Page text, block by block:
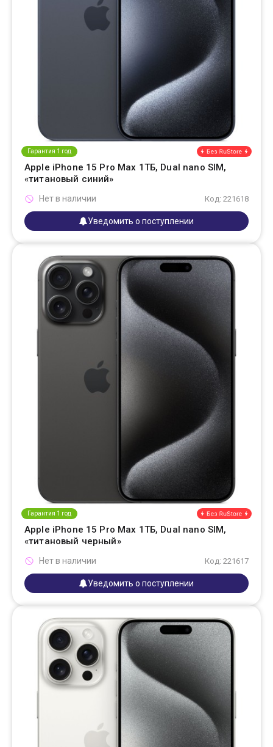
Гарантия 1 год
Apple iPhone 15 Pro Max 1ТБ, Dual nano SIM,
«титановый синий»
Код: 221618
Нет в наличии
Уведомить о поступлении
Гарантия 1 год
Apple iPhone 15 Pro Max 1ТБ, Dual nano SIM,
«титановый черный»
Код: 221617
Нет в наличии
Уведомить о поступлении